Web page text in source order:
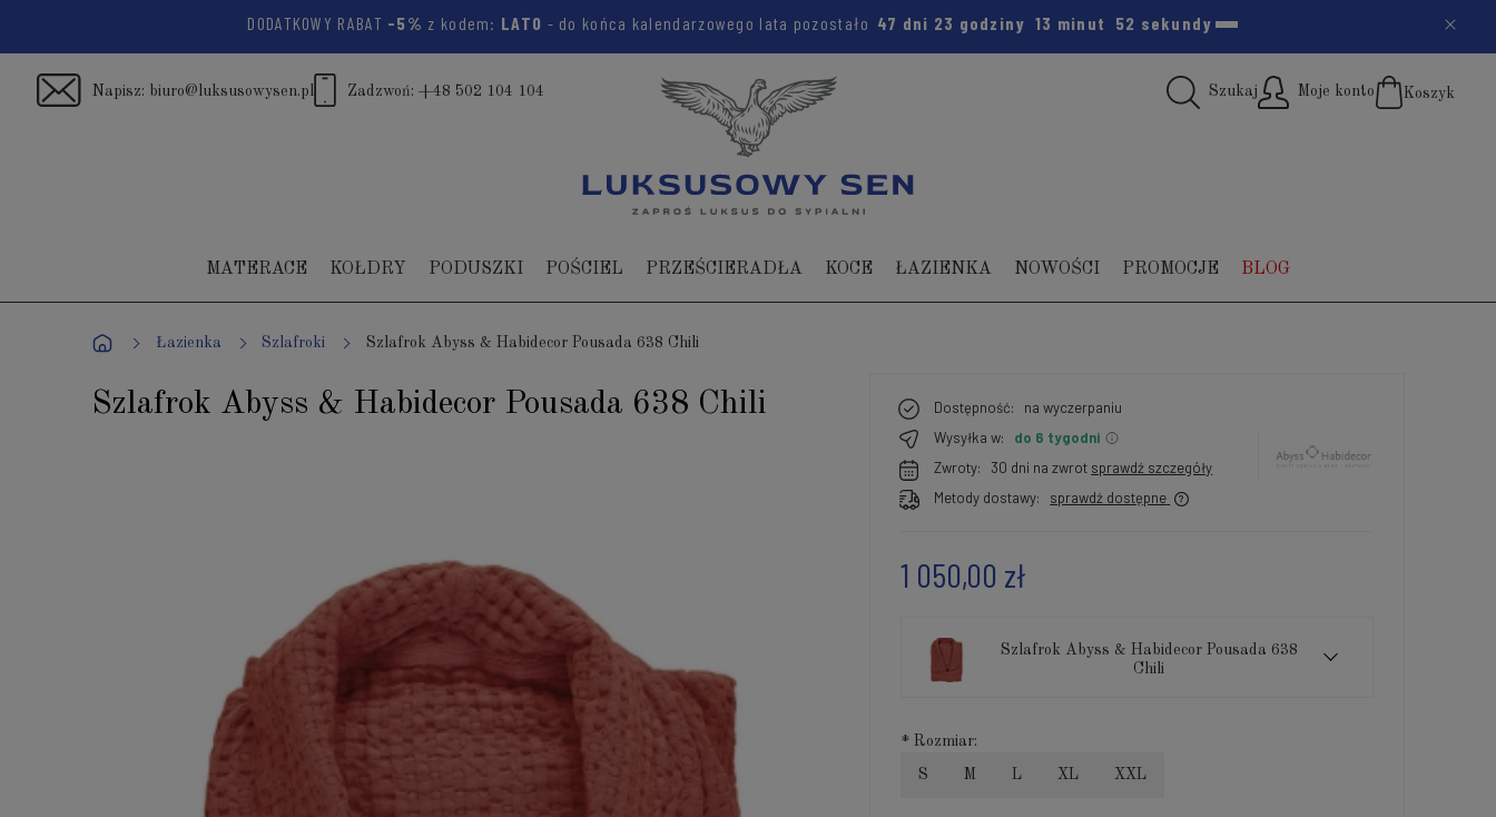
DODATKOWY RABAT-5% z kodem:LATO- do końca kalendarzowego lata pozostało47 dni 23 godziny 13 minut 51 sekund
Napisz: biuro@luksusowysen.pl Zadzwoń: +48 502 104 104 Szukaj Moje konto Koszyk
MATERACE KOŁDRY PODUSZKI POŚCIEL PRZEŚCIERADŁA KOCE ŁAZIENKA NOWOŚCI PROMOCJE BLOG
Łazienka Szlafroki Szlafrok Abyss & Habidecor Pousada 638 Chili
Szlafrok Abyss & Habidecor Pousada 638 Chili Dostępność:
na wyczerpaniu
Wysyłka w:
do 6 tygodni
Zwroty:
30 dni na zwrot sprawdź szczegóły
Metody dostawy:
sprawdź dostępne
1 050,00 zł
Szlafrok Abyss & Habidecor Pousada 638
Chili
*Rozmiar:
S M L XL XXL